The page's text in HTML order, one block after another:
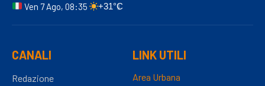
Ven 7 Ago, 08:35 +31°C
CANALI
Redazione
LINK UTILI
Area Urbana